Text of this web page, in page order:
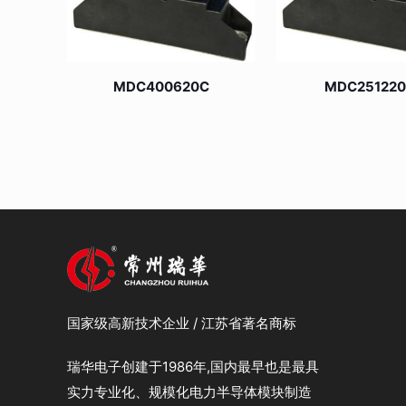
MDC400620C
国家级高新技术企业 / 江苏省著名商标
瑞华电子创建于1986年,国内最早也是最具
实力专业化、规模化电力半导体模块制造